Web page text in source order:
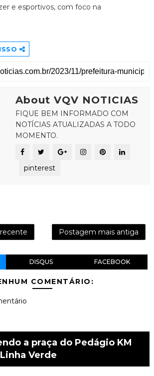
e esportivos, com foco na
About VQV NOTICIAS
FIQUE BEM INFORMADO COM
NOTÍCIAS ATUALIZADAS A TODO
MOMENTO.
pinterest
Postagem mais antiga
DISQUS FACEBOOK
COMENTÁRIO:
a praça do Pedágio KM
Verde